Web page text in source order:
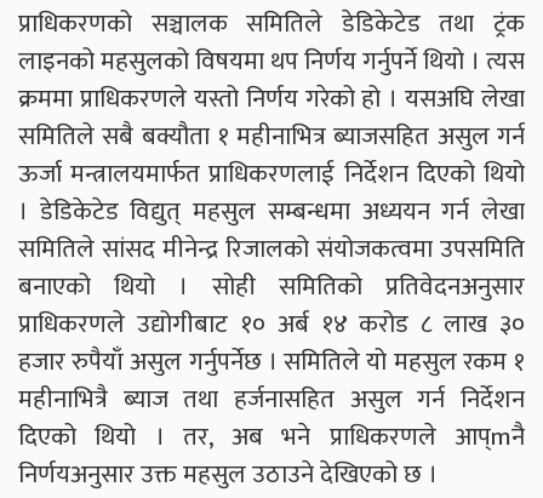
प्राधिकरणको सञ्चालक समितिले डेडिकेटेड तथा ट्रंक
लाइनको महसुलको विषयमा थप निर्णय गर्नुपर्ने थियो । त्यस
क्रममा प्राधिकरणले यस्तो निर्णय गरेको हो । यसअघि लेखा
समितिले सबै बक्यौता १ महीनाभित्र ब्याजसहित असुल गर्न
ऊर्जा मन्त्रालयमार्फत प्राधिकरणलाई निर्देशन दिएको थियो
। डेडिकेटेड विद्युत् महसुल सम्बन्धमा अध्ययन गर्न लेखा
समितिले सांसद मीनेन्द्र रिजालको संयोजकत्वमा उपसमिति
बनाएको थियो । सोही समितिको प्रतिवेदनअनुसार
प्राधिकरणले उद्योगीबाट १० अर्ब १४ करोड ८ लाख ३०
हजार रुपैयाँ असुल गर्नुपर्नेछ । समितिले यो महसुल रकम १
महीनाभित्रै ब्याज तथा हर्जनासहित असुल गर्न निर्देशन
दिएको थियो । तर, अब भने प्राधिकरणले आप्mनै
निर्णयअनुसार उक्त महसुल उठाउने देखिएको छ ।